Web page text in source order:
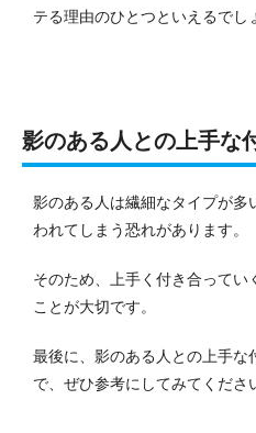
テる理由のひとつといえるでし
影のある人との上手な
影のある人は繊細なタイプが多
われてしまう恐れがあります。
そのため、上手く付き合ってい
ことが大切です。
最後に、影のある人との上手な
で、ぜひ参考にしてみてくださ